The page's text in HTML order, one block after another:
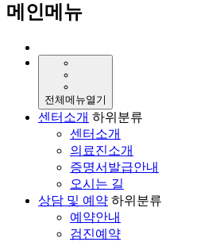
메인메뉴
전체메뉴열기
센터소개 하위분류
센터소개
의료진소개
증명서발급안내
오시는 길
상담 및 예약 하위분류
예약안내
검진예약